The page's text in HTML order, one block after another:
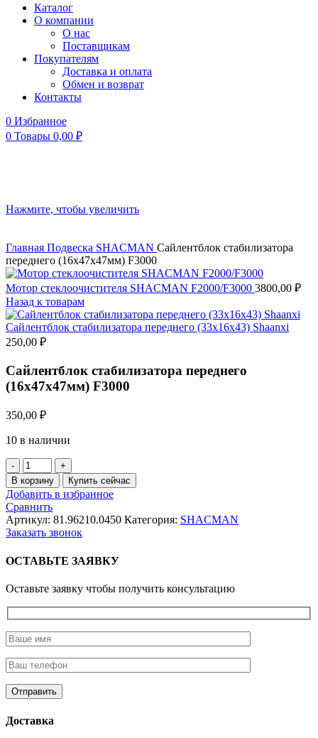
Каталог
О компании
О нас
Поставщикам
Покупателям
Доставка и оплата
Обмен и возврат
Контакты
0 Избранное
0 Товары 0,00 ₽
Нажмите, чтобы увеличить
Главная Подвеска SHACMAN Сайлентблок стабилизатора
переднего (16x47x47мм) F3000
Мотор стеклоочистителя SHACMAN F2000/F3000 3800,00 ₽
Назад к товарам
Сайлентблок стабилизатора переднего (33х16х43) Shaanxi
250,00 ₽
Сайлентблок стабилизатора переднего
(16x47x47мм) F3000
350,00 ₽
10 в наличии
Количество
товара
Сайлентблок
стабилизатора
переднего
(16x47x47мм)
F3000
В корзину Купить сейчас
Добавить в избранное
Сравнить
Артикул: 81.96210.0450 Категория: SHACMAN
Заказать звонок
ОСТАВЬТЕ ЗАЯВКУ
Оставьте заявку чтобы получить консультацию
Доставка